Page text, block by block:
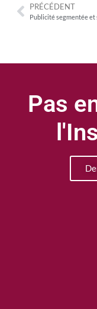
PRÉCÉDENT
Pas